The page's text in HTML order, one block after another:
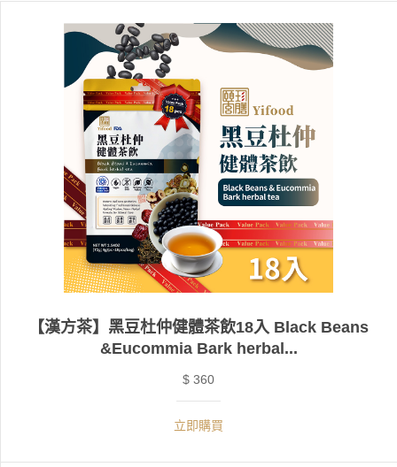
【漢方茶】黑豆杜仲健體茶飲18入 Black Beans
&Eucommia Bark herbal...
$ 360
立即購買